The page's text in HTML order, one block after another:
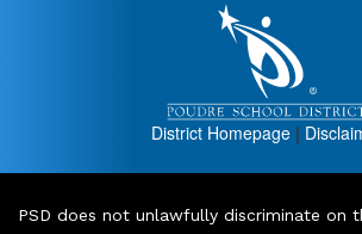
District Homepage|
PSD does not unlawfully discriminate on